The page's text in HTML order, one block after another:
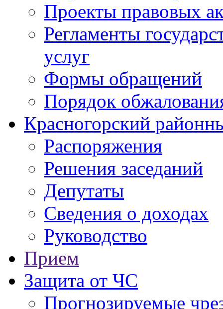
Проекты правовых
Регламенты
услуг
Формы обращений
Порядок
Красногорский
Распоряжения
Решения заседаний
Депутаты
Сведения о доходах
Руководство
Прием
Защита от ЧС
Прогнозируемые